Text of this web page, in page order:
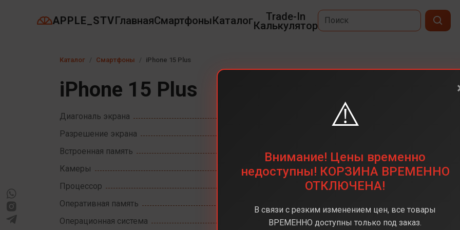
APPLE_STVГлавнаяСмартфоныКаталог Trade-In
Калькулятор
Каталог Смартфоны iPhone 15 Plus
iPhone 15 Plus
Диагональ экрана
Разрешение экрана
Встроенная память
Камеры
12+12(Двойная)
Процессор
Apple A16 Bionic
Оперативная память
Операционная система
iOS
⚠️
Внимание! Цены временно
недоступны! КОРЗИНА ВРЕМЕННО
ОТКЛЮЧЕНА!
В связи с резким изменением цен, все товары
ВРЕМЕННО доступны только под заказ.